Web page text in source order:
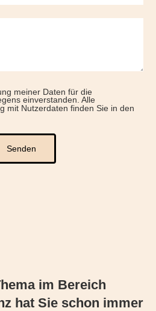
meiner Daten für die
einverstanden. Alle
mit Nutzerdaten finden Sie in den
Senden
im Bereich
hat Sie schon immer